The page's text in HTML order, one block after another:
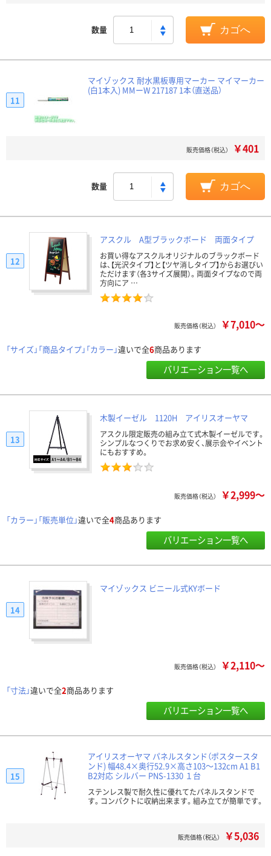
数量 カゴへ
マイゾックス 耐水黒板専用マーカー マイマーカー
(白1本入) MMーW 217187 1本（直送品）
11
販売価格（税込） ￥401
数量 カゴへ
アスクル A型ブラックボード 両面タイプ
お買い得なアスクルオリジナルのブラックボード
は、【光沢タイプ】と【ツヤ消しタイプ】からお選びい
ただけます（各3サイズ展開）。両面タイプなので両
方向にア …
12
販売価格（税込） ￥7,010～
「サイズ」「商品タイプ」「カラー」違いで全6商品あります
バリエーション一覧へ
木製イーゼル 1120H アイリスオーヤマ
アスクル限定販売の組み立て式木製イーゼルです。
シンプルなつくりでお求め安く、展示会やイベント
にもおすすめ。
13
販売価格（税込） ￥2,999～
「カラー」「販売単位」違いで全4商品あります
バリエーション一覧へ
マイゾックス ビニール式KYボード
14
販売価格（税込） ￥2,110～
「寸法」違いで全2商品あります
バリエーション一覧へ
アイリスオーヤマ パネルスタンド（ポスタースタ
ンド) 幅48.4×奥行52.9×高さ103～132cm A1 B1
B2対応 シルバー PNS-1330 １台
ステンレス製で耐久性に優れてたパネルスタンドで
す。コンパクトに収納出来ます。組み立てが簡単です。
15
販売価格（税込） ￥5,036